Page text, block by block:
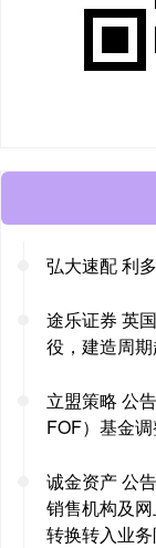
弘大速配 利
途乐证券 英
役，建造周
立盟策略 公
FOF）基金
诚金资产 公
销售机构及
转换转入业